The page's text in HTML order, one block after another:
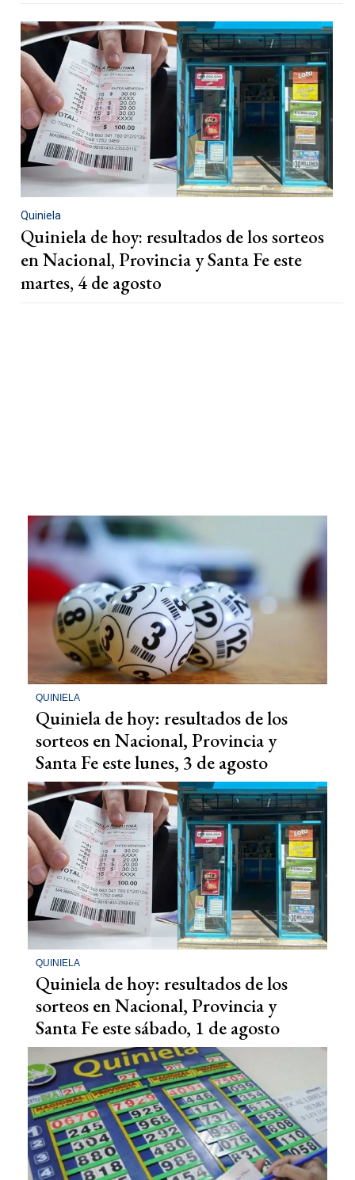
Quiniela
Quiniela de hoy: resultados de los sorteos
en Nacional, Provincia y Santa Fe este
martes, 4 de agosto
QUINIELA
Quiniela de hoy: resultados de los
sorteos en Nacional, Provincia y
Santa Fe este lunes, 3 de agosto
QUINIELA
Quiniela de hoy: resultados de los
sorteos en Nacional, Provincia y
Santa Fe este sábado, 1 de agosto